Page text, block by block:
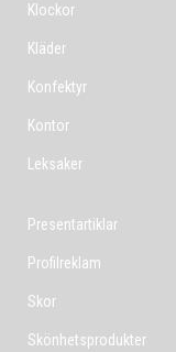
Klockor
Kläder
Konfektyr
Kontor
Leksaker
Presentartiklar
Profilreklam
Skor
Skönhetsprodukter